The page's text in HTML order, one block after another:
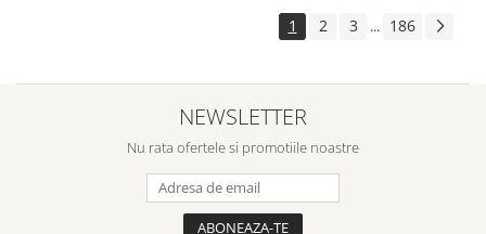
1 2 3 ... 186
NEWSLETTER
Nu rata ofertele si promotiile noastre